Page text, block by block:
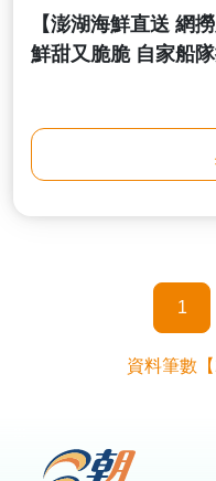
【澎湖海鮮直送 網
鮮甜又脆脆 自家船
1
資料筆數